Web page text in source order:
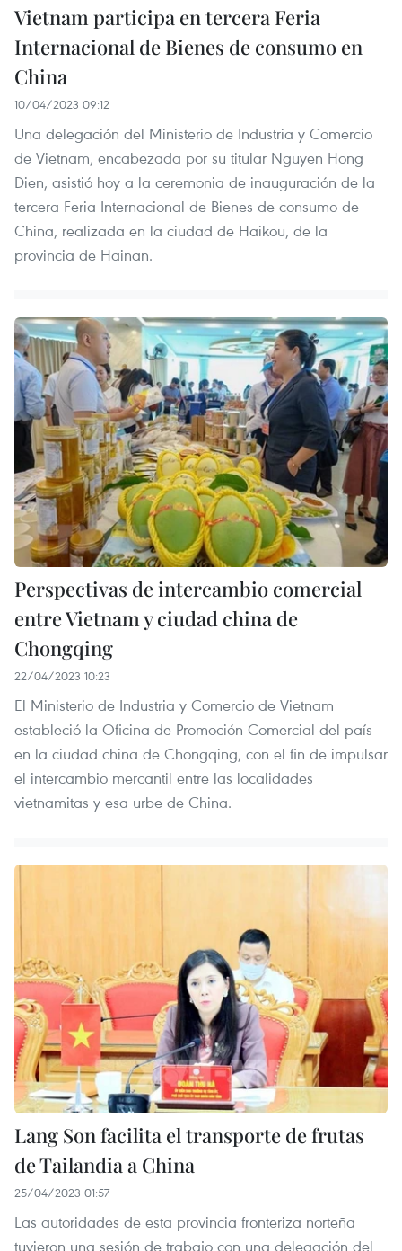
Vietnam participa en tercera Feria
Internacional de Bienes de consumo en
China
10/04/2023 09:12
Una delegación del Ministerio de Industria y Comercio
de Vietnam, encabezada por su titular Nguyen Hong
Dien, asistió hoy a la ceremonia de inauguración de la
tercera Feria Internacional de Bienes de consumo de
China, realizada en la ciudad de Haikou, de la
provincia de Hainan.
Perspectivas de intercambio comercial
entre Vietnam y ciudad china de
Chongqing
22/04/2023 10:23
El Ministerio de Industria y Comercio de Vietnam
estableció la Oficina de Promoción Comercial del país
en la ciudad china de Chongqing, con el fin de impulsar
el intercambio mercantil entre las localidades
vietnamitas y esa urbe de China.
Lang Son facilita el transporte de frutas
de Tailandia a China
25/04/2023 01:57
Las autoridades de esta provincia fronteriza norteña
tuvieron una sesión de trabajo con una delegación del